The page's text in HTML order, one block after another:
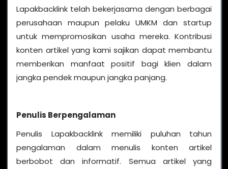
Lapakbacklink telah bekerjasama dengan berbagai
perusahaan maupun pelaku UMKM dan startup
untuk mempromosikan usaha mereka. Kontribusi
konten artikel yang kami sajikan dapat membantu
memberikan manfaat positif bagi klien dalam
jangka pendek maupun jangka panjang.
Penulis Berpengalaman
Penulis Lapakbacklink memiliki puluhan tahun
pengalaman dalam menulis konten artikel
berbobot dan informatif. Semua artikel yang